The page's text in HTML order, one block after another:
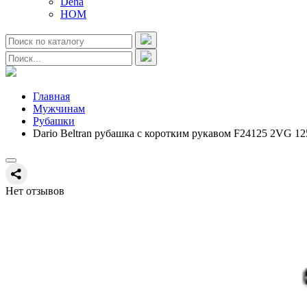
HOM
Главная
Мужчинам
Рубашки
Dario Beltran рубашка с коротким рукавом F24125 2VG
Нет отзывов